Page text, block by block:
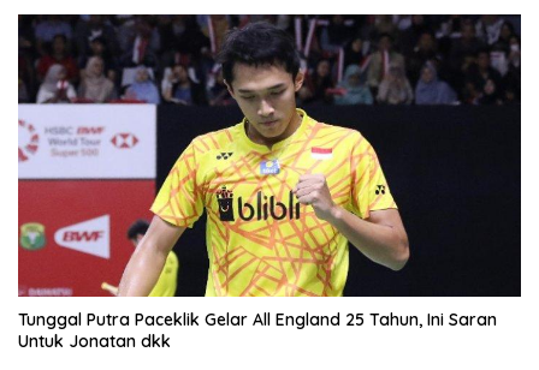
Tunggal Putra Paceklik Gelar All England 25 Tahun, Ini Saran
Untuk Jonatan dkk